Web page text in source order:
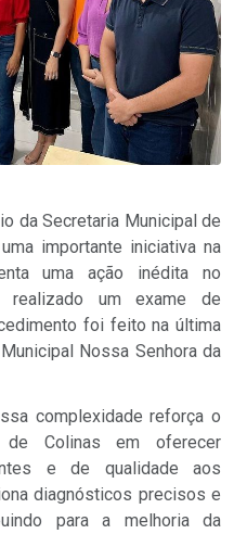
da Secretaria Municipal de
importante iniciativa na
uma ação inédita no
realizado um exame de
foi feito na última
Nossa Senhora da
complexidade reforça o
de Colinas em oferecer
e de qualidade aos
diagnósticos precisos e
para a melhoria da